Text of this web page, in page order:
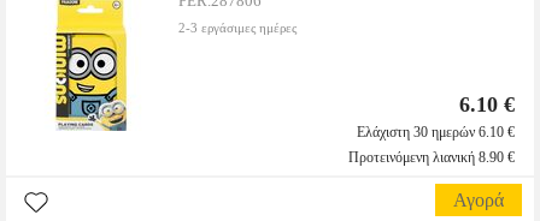
2-3 εργάσιμες ημέρες
6.10 €
Ελάχιστη 30 ημερών 6.10 €
Προτεινόμενη λιανική 8.90 €
Αγορά